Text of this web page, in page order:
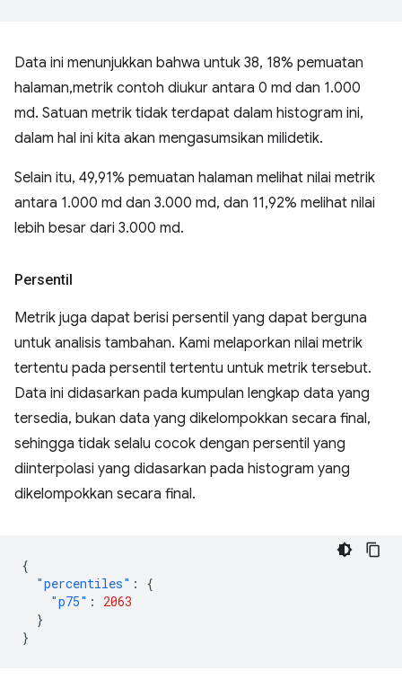
Data ini menunjukkan bahwa untuk 38, 18% pemuatan
halaman,metrik contoh diukur antara 0 md dan 1.000
md. Satuan metrik tidak terdapat dalam histogram ini,
dalam hal ini kita akan mengasumsikan milidetik.
Selain itu, 49,91% pemuatan halaman melihat nilai metrik
antara 1.000 md dan 3.000 md, dan 11,92% melihat nilai
lebih besar dari 3.000 md.
Persentil
Metrik juga dapat berisi persentil yang dapat berguna
untuk analisis tambahan. Kami melaporkan nilai metrik
tertentu pada persentil tertentu untuk metrik tersebut.
Data ini didasarkan pada kumpulan lengkap data yang
tersedia, bukan data yang dikelompokkan secara final,
sehingga tidak selalu cocok dengan persentil yang
diinterpolasi yang didasarkan pada histogram yang
dikelompokkan secara final.
{
"percentiles" :
{
"p75" :
2063
}
}